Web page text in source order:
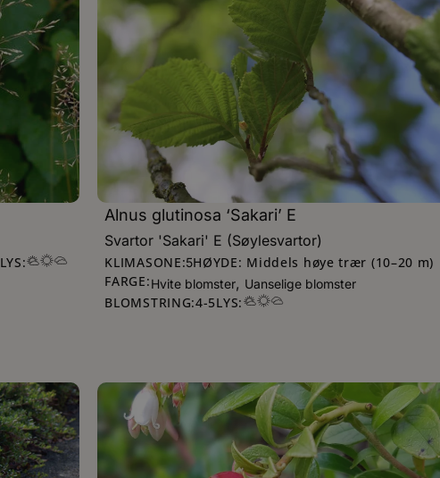
LYS:
Alnus glutinosa ‘Sakari’ E
Svartor 'Sakari' E (Søylesvartor)
KLIMASONE:5HØYDE: Middels høye trær (10–20 m)
FARGE:Hvite blomster, Uanselige blomster
BLOMSTRING:4-5LYS: